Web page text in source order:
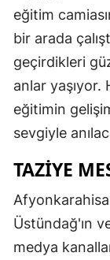
eğitim
bir arada
geçirdikleri
anlar yaşıyor.
eğitimin
sevgiyle
TAZIYE
Üstündağ'ın
medya